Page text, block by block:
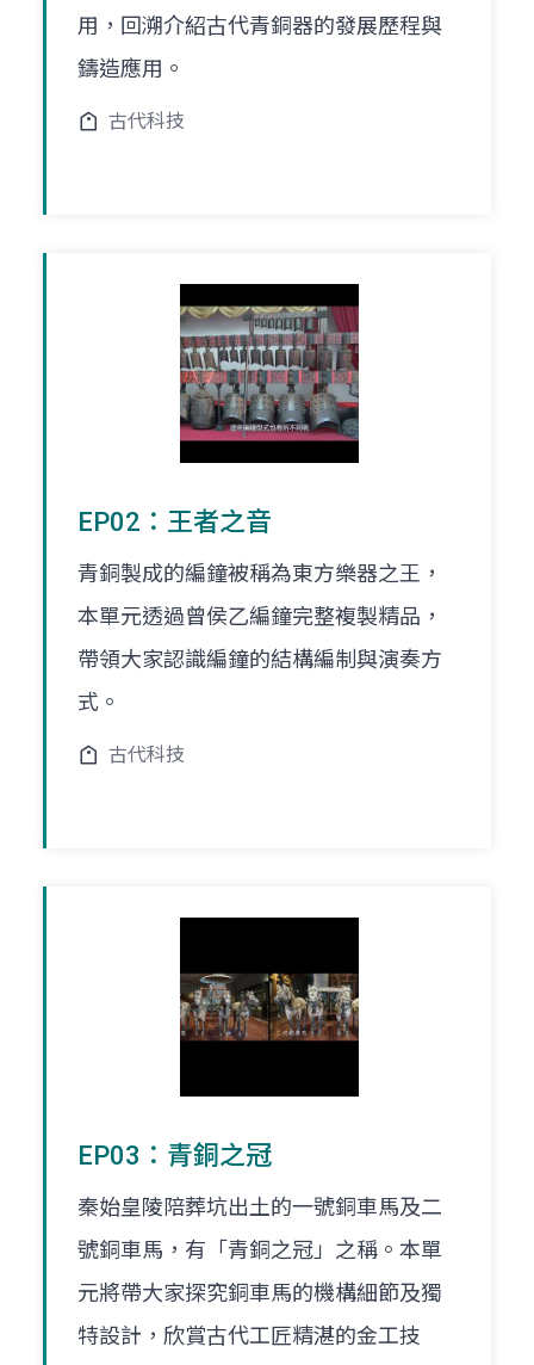
用，回溯介紹古代青銅器的發展歷程與
鑄造應用。
古代科技
EP02：王者之音
青銅製成的編鐘被稱為東方樂器之王，
本單元透過曾侯乙編鐘完整複製精品，
帶領大家認識編鐘的結構編制與演奏方
式。
古代科技
EP03：青銅之冠
秦始皇陵陪葬坑出土的一號銅車馬及二
號銅車馬，有「青銅之冠」之稱。本單
元將帶大家探究銅車馬的機構細節及獨
特設計，欣賞古代工匠精湛的金工技